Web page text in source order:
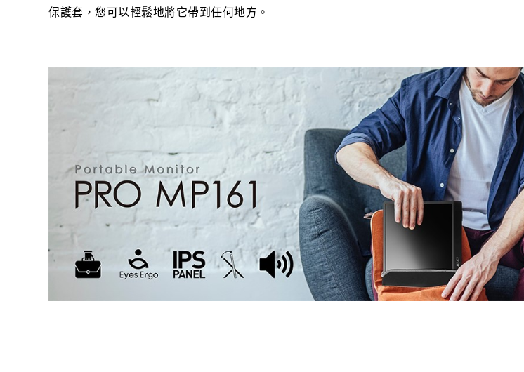
保護套，您可以輕鬆地將它帶到任何地方。